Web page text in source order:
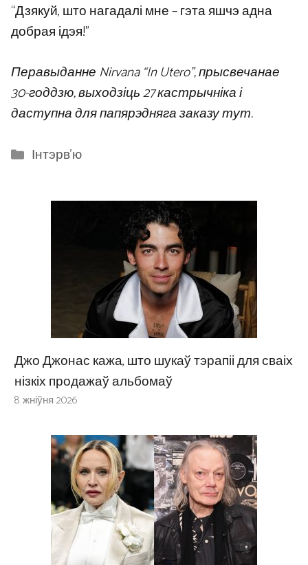
“Дзякуй, што нагадалі мне – гэта яшчэ адна
добрая ідэя!”
Перавыданне Nirvana “In Utero”, прысвечанае
30-годдзю, выходзіць 27 кастрычніка і
даступна для папярэдняга заказу тут.
Categories
Інтэрв'ю
Джо Джонас кажа, што шукаў тэрапіі для сваіх
нізкіх продажаў альбомаў
8 жніўня 2026